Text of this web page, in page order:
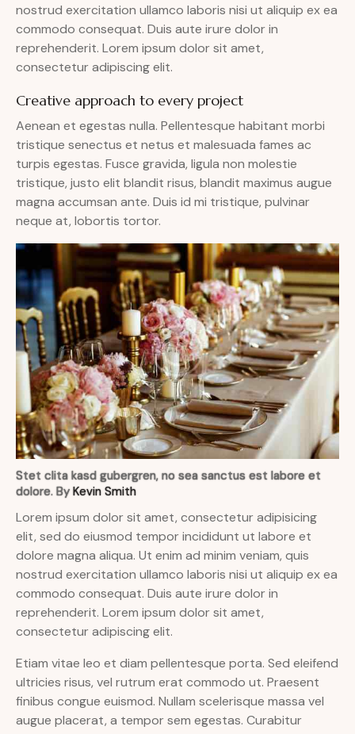
nostrud exercitation ullamco laboris nisi ut aliquip ex ea
commodo consequat. Duis aute irure dolor in
reprehenderit. Lorem ipsum dolor sit amet,
consectetur adipiscing elit.
Creative approach to every project
Aenean et egestas nulla. Pellentesque habitant morbi
tristique senectus et netus et malesuada fames ac
turpis egestas. Fusce gravida, ligula non molestie
tristique, justo elit blandit risus, blandit maximus augue
magna accumsan ante. Duis id mi tristique, pulvinar
neque at, lobortis tortor.
Stet clita kasd gubergren, no sea sanctus est labore et
dolore. ByKevin Smith
Lorem ipsum dolor sit amet, consectetur adipisicing
elit, sed do eiusmod tempor incididunt ut labore et
dolore magna aliqua. Ut enim ad minim veniam, quis
nostrud exercitation ullamco laboris nisi ut aliquip ex ea
commodo consequat. Duis aute irure dolor in
reprehenderit. Lorem ipsum dolor sit amet,
consectetur adipiscing elit.
Etiam vitae leo et diam pellentesque porta. Sed eleifend
ultricies risus, vel rutrum erat commodo ut. Praesent
finibus congue euismod. Nullam scelerisque massa vel
augue placerat, a tempor sem egestas. Curabitur